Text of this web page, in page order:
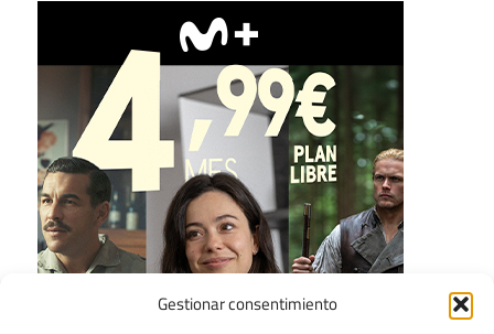
Gestionar consentimiento